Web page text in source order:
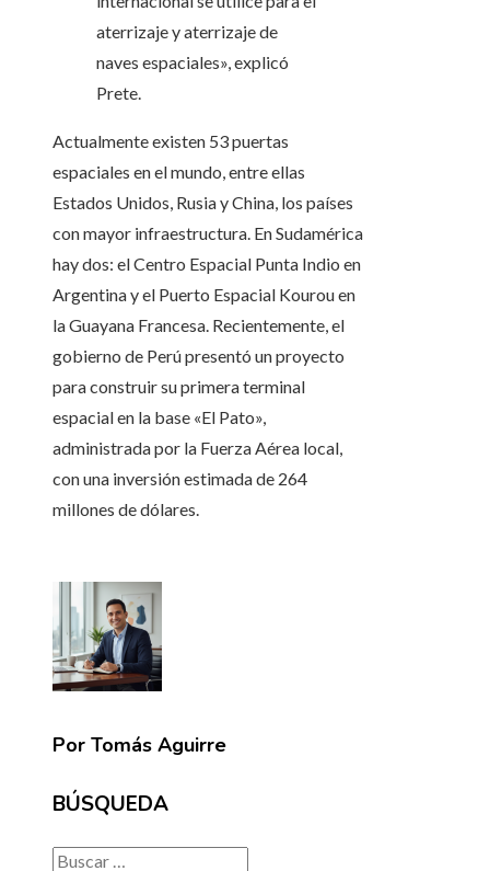
aterrizaje y aterrizaje de
naves espaciales», explicó
Prete.
Actualmente existen 53 puertas
espaciales en el mundo, entre ellas
Estados Unidos, Rusia y China, los países
con mayor infraestructura. En Sudamérica
hay dos: el Centro Espacial Punta Indio en
Argentina y el Puerto Espacial Kourou en
la Guayana Francesa. Recientemente, el
gobierno de Perú presentó un proyecto
para construir su primera terminal
espacial en la base «El Pato»,
administrada por la Fuerza Aérea local,
con una inversión estimada de 264
millones de dólares.
Por Tomás Aguirre
BÚSQUEDA
Buscar: